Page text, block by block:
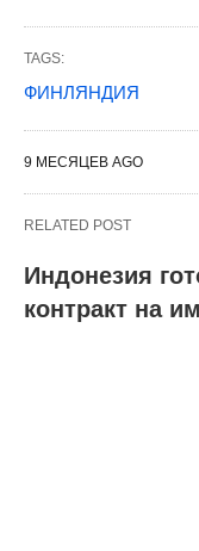
TAGS:
ФИНЛЯНДИЯ
9 МЕСЯЦЕВ AGO
RELATED POST
Индонезия
контракт на